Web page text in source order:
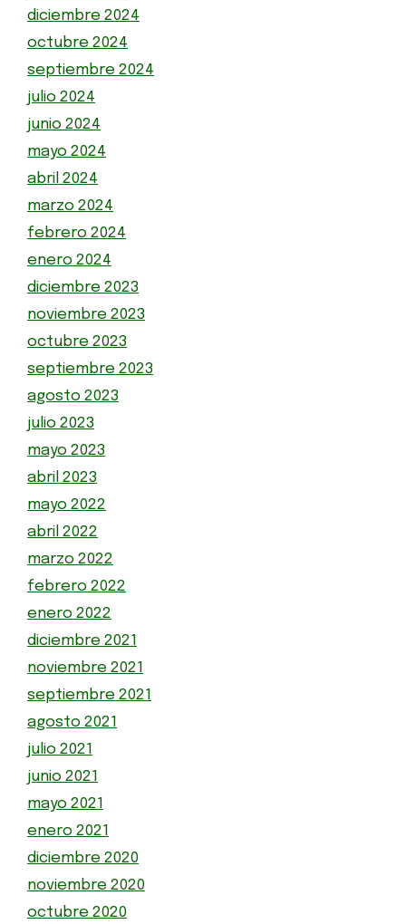
diciembre 2024
octubre 2024
septiembre 2024
julio 2024
junio 2024
mayo 2024
abril 2024
marzo 2024
febrero 2024
enero 2024
diciembre 2023
noviembre 2023
octubre 2023
septiembre 2023
agosto 2023
julio 2023
mayo 2023
abril 2023
mayo 2022
abril 2022
marzo 2022
febrero 2022
enero 2022
diciembre 2021
noviembre 2021
septiembre 2021
agosto 2021
julio 2021
junio 2021
mayo 2021
enero 2021
diciembre 2020
noviembre 2020
octubre 2020